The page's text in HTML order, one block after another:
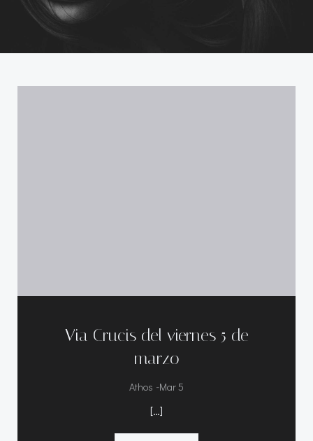
Via Crucis del viernes 5 de
marzo
Athos -Mar 5
[…]